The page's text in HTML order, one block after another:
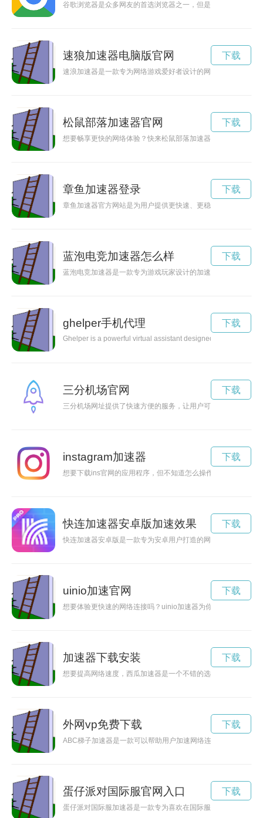
谷歌浏览器是众多网友的首选浏览器之一，但是有时候在使用
速狼加速器电脑版官网
速浪加速器是一款专为网络游戏爱好者设计的网络加速工具，
下载
松鼠部落加速器官网
想要畅享更快的网络体验？快来松鼠部落加速器官网登录入口
下载
章鱼加速器登录
章鱼加速器官方网站是为用户提供更快速、更稳定网络加速服
下载
蓝泡电竞加速器怎么样
蓝泡电竞加速器是一款专为游戏玩家设计的加速器，能够优化
下载
ghelper手机代理
Ghelper is a powerful virtual assistant designed to streamline
下载
三分机场官网
三分机场网址提供了快速方便的服务，让用户可以更加便利地
下载
instagram加速器
想要下载ins官网的应用程序，但不知道怎么操作？不用担心，
下载
快连加速器安卓版加速效果
快连加速器安卓版是一款专为安卓用户打造的网络加速工具，
下载
uinio加速官网
想要体验更快速的网络连接吗？uinio加速器为你提供高效的网
下载
加速器下载安装
想要提高网络速度，西瓜加速器是一个不错的选择。那么，西
下载
外网vp免费下载
ABC梯子加速器是一款可以帮助用户加速网络连接速度，让用
下载
蛋仔派对国际服官网入口
蛋仔派对国际服加速器是一款专为喜欢在国际服畅玩游戏的玩
下载